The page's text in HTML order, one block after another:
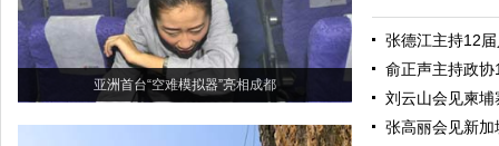
亚洲首台“空难模拟器”亮相成都
张德江主持12
俞正声主持政
刘云山会见柬埔
张高丽会见新加